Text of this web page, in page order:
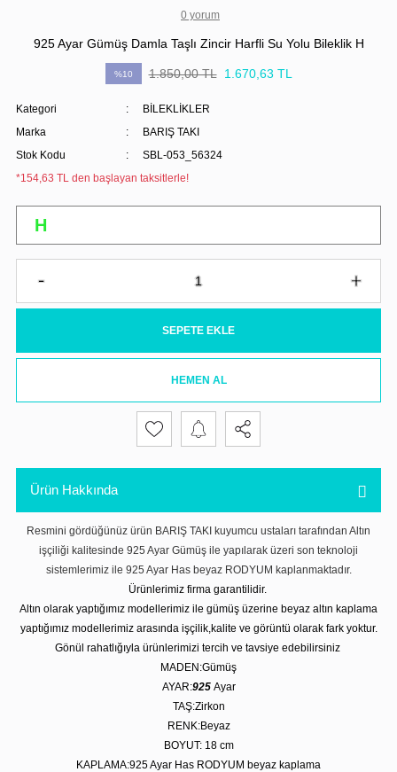
0 yorum
925 Ayar Gümüş Damla Taşlı Zincir Harfli Su Yolu Bileklik H
%10 1.850,00 TL 1.670,63 TL
Kategori
BİLEKLİKLER
Marka
BARIŞ TAKI
Stok Kodu
SBL-053_56324
*154,63 TL den başlayan taksitlerle!
SEPETE EKLE
HEMEN AL
Ürün Hakkında
Resmini gördüğünüz ürün BARIŞ TAKI kuyumcu ustaları tarafından Altın
işçiliği kalitesinde 925 Ayar Gümüş ile yapılarak üzeri son teknoloji
sistemlerimiz ile 925 Ayar Has beyaz RODYUM kaplanmaktadır.
Ürünlerimiz firma garantilidir.
Altın olarak yaptığımız modellerimiz ile gümüş üzerine beyaz altın kaplama
yaptığımız modellerimiz arasında işçilik,kalite ve görüntü olarak fark yoktur.
Gönül rahatlığıyla ürünlerimizi tercih ve tavsiye edebilirsiniz
MADEN:Gümüş
AYAR:925 Ayar
TAŞ:Zirkon
RENK:Beyaz
BOYUT: 18 cm
KAPLAMA:925 Ayar Has RODYUM beyaz kaplama